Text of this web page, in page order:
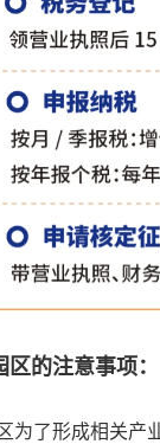
的注意事项：
为了形成相关